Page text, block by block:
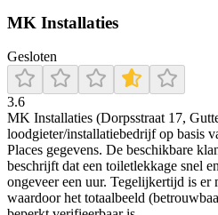
MK Installaties
Gesloten
3.6
MK Installaties (Dorpsstraat 17,
loodgieter/installatiebedrijf op basis
Places gegevens. De beschikbare
beschrijft dat een toiletlekkage snel
ongeveer een uur. Tegelijkertijd is er
waardoor het totaalbeeld